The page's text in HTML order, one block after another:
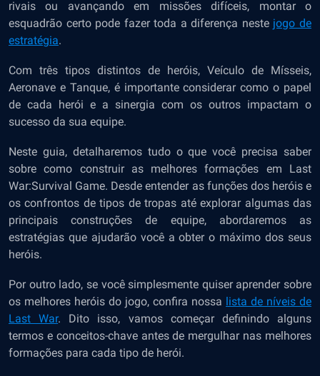
rivais ou avançando em missões difíceis, montar o
esquadrão certo pode fazer toda a diferença neste jogo de
estratégia.
Com três tipos distintos de heróis, Veículo de Mísseis,
Aeronave e Tanque, é importante considerar como o papel
de cada herói e a sinergia com os outros impactam o
sucesso da sua equipe.
Neste guia, detalharemos tudo o que você precisa saber
sobre como construir as melhores formações em Last
War:Survival Game. Desde entender as funções dos heróis e
os confrontos de tipos de tropas até explorar algumas das
principais construções de equipe, abordaremos as
estratégias que ajudarão você a obter o máximo dos seus
heróis.
Por outro lado, se você simplesmente quiser aprender sobre
os melhores heróis do jogo, confira nossa lista de níveis de
Last War. Dito isso, vamos começar definindo alguns
termos e conceitos-chave antes de mergulhar nas melhores
formações para cada tipo de herói.